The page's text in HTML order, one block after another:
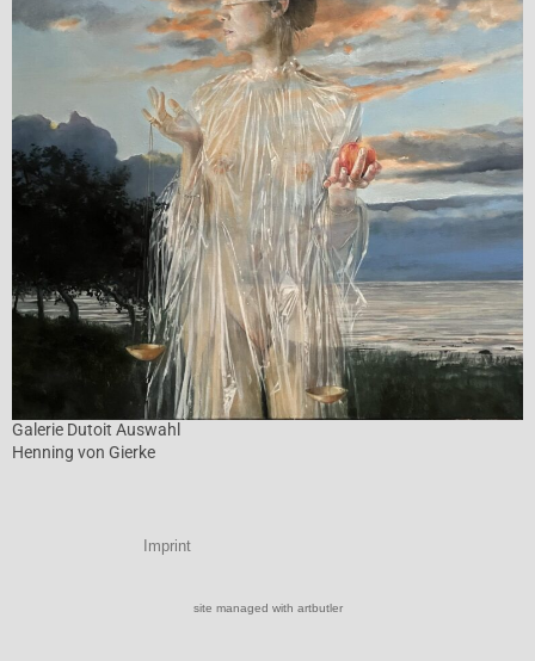
Galerie Dutoit Auswahl
Henning von Gierke
Imprint
site managed with artbutler